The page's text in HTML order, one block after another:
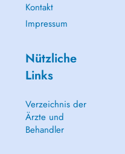
Kontakt
Impressum
Nützliche
Links
Verzeichnis der
Ärzte und
Behandler